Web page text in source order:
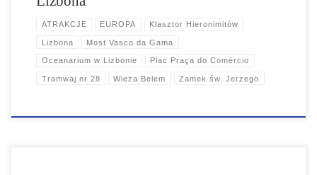
ATRAKCJE EUROPA Klasztor Hieronimitów
Lizbona Most Vasco da Gama
Oceanarium w Lizbonie Plac Praça do Comércio
Tramwaj nr 28 Wieża Belem Zamek św. Jerzego